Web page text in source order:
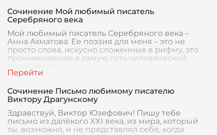
Сочинение Мой любимый писатель
Серебряного века
Мой любимый писатель Серебряного века –
Анна Ахматова. Ее поэзия для меня – это не
просто слова, искусно сложенные в рифму, это
проникновение в самую суть человеческой
Сочинение Письмо любимому писателю
Виктору Драгунскому
Здравствуй, Виктор Юзефович! Пишу тебе
письмо из далёкого XXI века, из мира, который
ты, возможно, и не представлял себе, когда